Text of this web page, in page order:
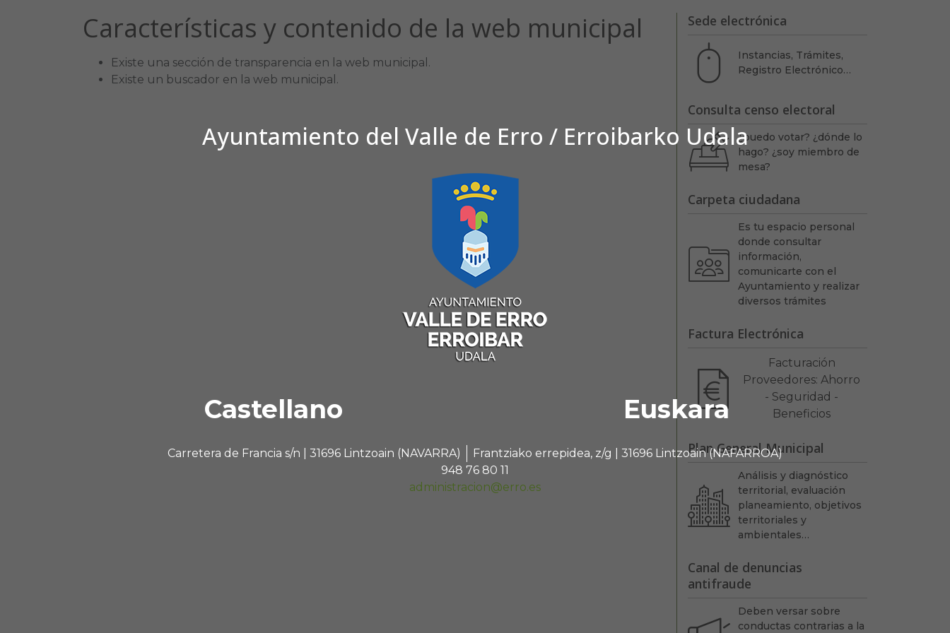
Ayuntamiento del Valle de Erro / Erroibarko Udala
Castellano Euskara
Carretera de Francia s/n | 31696 Lintzoain (NAVARRA)
Frantziako errepidea, z/g | 31696 Lintzoain (NAFARROA)
948 76 80 11
administracion@erro.es
Características y contenido de la web municipal
Existe una sección de transparencia en la web municipal.
Existe un buscador en la web municipal.
Sede electrónica
Instancias, Trámites,
Registro Electrónico…
Consulta censo electoral
¿puedo votar? ¿dónde lo
hago? ¿soy miembro de
mesa?
Carpeta ciudadana
Es tu espacio personal
donde consultar
información,
comunicarte con el
Ayuntamiento y realizar
diversos trámites
Factura Electrónica
Facturación
Proveedores: Ahorro
- Seguridad -
Beneficios
Plan General Municipal
Análisis y diagnóstico
territorial, evaluación
planeamiento, objetivos
territoriales y
ambientales…
Canal de denuncias
antifraude
Deben versar sobre
conductas contrarias a la